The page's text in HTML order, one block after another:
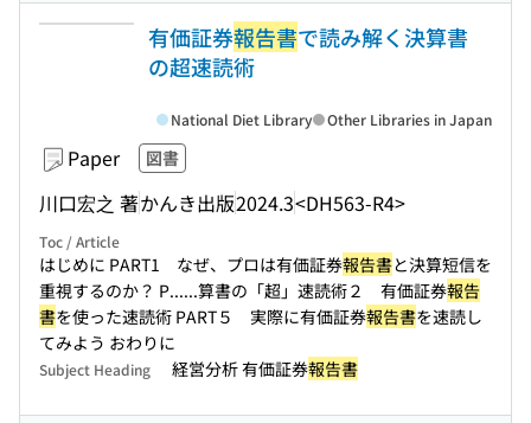
有価証券報告書で読み解く決算書
の超速読術
Paper 図書
川口宏之 著かんき出版2024.3<DH563-R4>
National Diet Library Other Libraries in Japan
Toc / Article
はじめに PART1 なぜ、プロは有価証券報告書と決算短信を
重視するのか？ P......算書の「超」速読術２ 有価証券報告
書を使った速読術 PART５ 実際に有価証券報告書を速読し
てみよう おわりに
Subject Heading 経営分析 有価証券報告書